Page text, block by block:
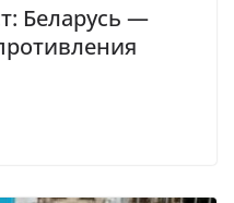
Беларусь —